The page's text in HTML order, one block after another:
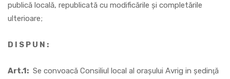
publică locală, republicată cu modificările şi completările
ulterioare;
D I S P U N :
Art.1: Se convoacă Consiliul local al oraşului Avrig in şedinţă